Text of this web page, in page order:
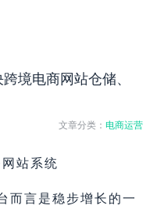
境电商网站仓储、
文章分类：电商运营
而言是稳步增长的一